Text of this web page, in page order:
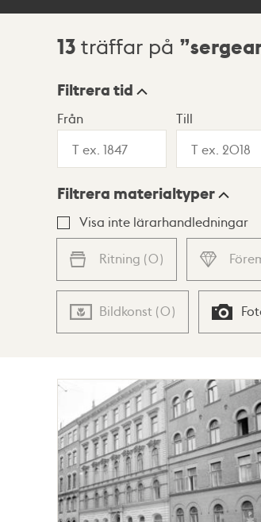
Sökresultat
13 träffar på
Visningsläge
Lista Karta
Filtrera tid
Från Till
Filtrera materialtyper
Visa inte lärarhandledningar
Ritning (0)
Bildkonst (0)